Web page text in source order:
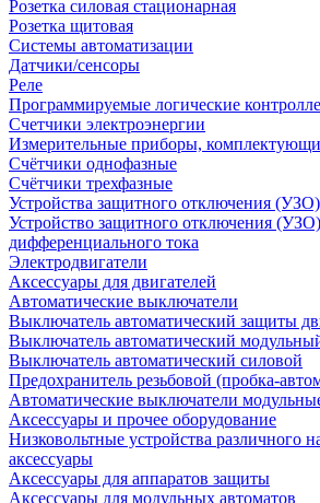
Розетка силовая стационарная
Розетка щитовая
Системы автоматизации
Датчики/сенсоры
Реле
Программируемые логические
Счетчики электроэнергии
Измерительные приборы,
Счётчики однофазные
Счётчики трехфазные
Устройства защитного отключения (УЗО)
Устройство защитного отключения
дифференциального тока
Электродвигатели
Аксессуары для двигателей
Автоматические выключатели
Выключатель автоматический защиты
Выключатель автоматический
Выключатель автоматический силовой
Предохранитель резьбовой (пробка-
Автоматические выключатели
Аксессуары и прочее оборудование
Низковольтные устройства различного
аксессуары
Аксессуары для аппаратов защиты
Аксессуары для модульных автоматов